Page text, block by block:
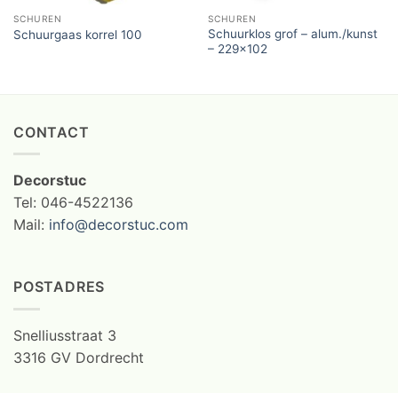
SCHUREN
Schuurgaas korrel 100
SCHUREN
Schuurklos grof – alum./kunst
– 229×102
CONTACT
Decorstuc
Tel: 046-4522136
Mail: info@decorstuc.com
POSTADRES
Snelliusstraat 3
3316 GV Dordrecht